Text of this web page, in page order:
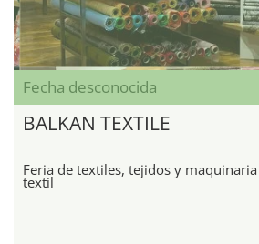
Fecha desconocida
BALKAN TEXTILE
Feria de textiles, tejidos y
textil